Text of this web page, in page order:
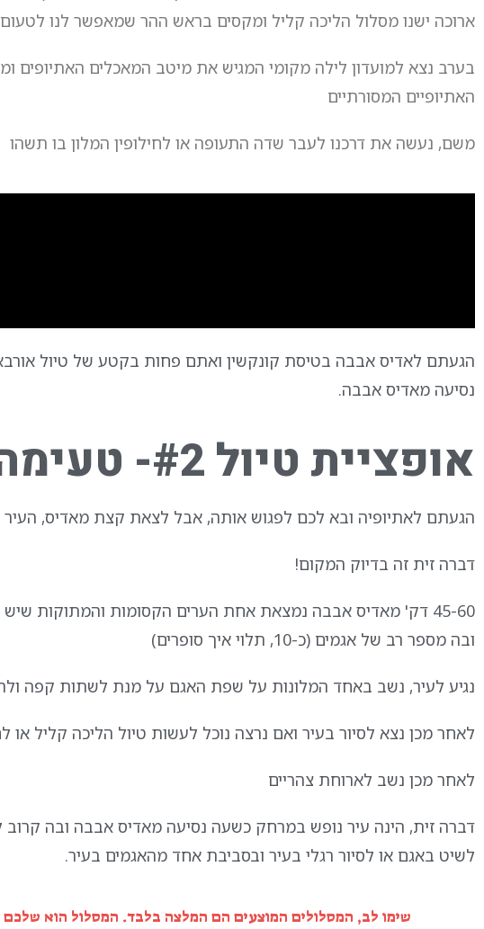
ארוכה ישנו מסלול הליכה קליל ומקסים בראש ההר שמאפשר לנו
בערב נצא למועדון לילה מקומי המגיש את מיטב המאכלים האתיופים
האתיופיים המסורתיים
משם, נעשה את דרכנו לעבר שדה התעופה או לחילופין המלון בו תשהו
הגעתם לאדיס אבבה בטיסת קונקשין ואתם פחות בקטע של טיול
נסיעה מאדיס אבבה.
אופציית טיול #2- טעימה מנופי אתיופיה
הגעתם לאתיופיה ובא לכם לפגוש אותה, אבל לצאת קצת מאדיס, העיר
דברה זית זה בדיוק המקום!
45-60 דק' מאדיס אבבה נמצאת אחת הערים הקסומות והמתוקות
ובה מספר רב של אגמים (כ-10, תלוי איך סופרים)
נגיע לעיר, נשב באחד המלונות על שפת האגם על מנת לשתות קפה
לאחר מכן נצא לסיור בעיר ואם נרצה נוכל לעשות טיול הליכה קליל או
לאחר מכן נשב לארוחת צהריים
לשיט באגם או לסיור רגלי בעיר ובסביבת אחד מהאגמים בעיר.
שימו לב, המסלולים המוצעים הם המלצה בלבד. המסלול הוא שלכם